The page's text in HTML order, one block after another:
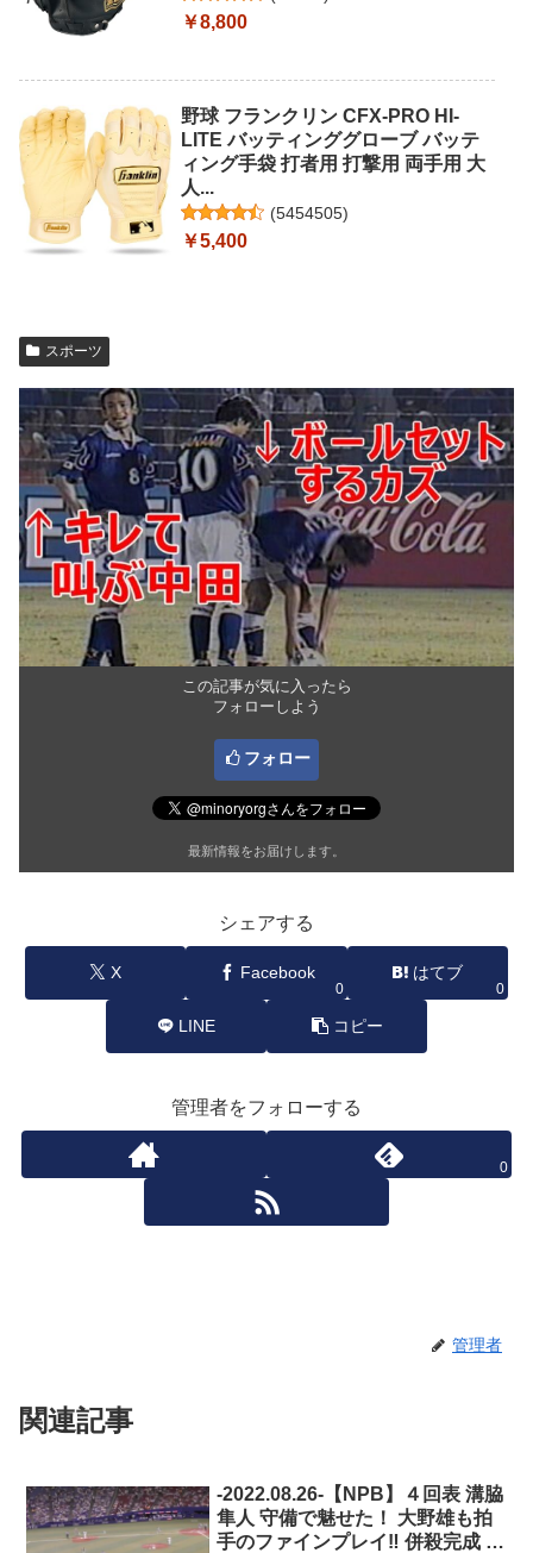
￥8,800
野球 フランクリン CFX-PRO HI-
LITE バッティンググローブ バッテ
ィング手袋 打者用 打撃用 両手用 大
人...
(5454505)
￥5,400
スポーツ
この記事が気に入ったら
フォローしよう
フォロー
最新情報をお届けします。
シェアする
X Facebook
0
はてブ
0
LINE コピー
管理者をフォローする
0
管理者
関連記事
-2022.08.26-【NPB】４回表 溝脇
隼人 守備で魅せた！ 大野雄も拍
手のファインプレイ‼︎ 併殺完成 中